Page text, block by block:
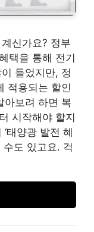
신가요? 정부
택을 통해 전기
들었지만, 정
적용되는 할인
아보려 하면 복
시작해야 할지
태양광 발전 혜
수도 있고요. 걱